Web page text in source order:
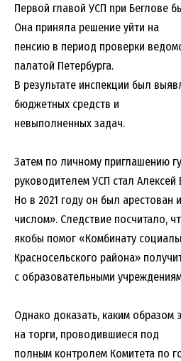
Первой главой УСП при Беглове
Она приняла решение уйти на
пенсию в период проверки
палатой Петербурга.
В результате инспекции был
бюджетных средств и
невыполненных задач.
Затем по личному приглашению
руководителем УСП стал
Но в 2021 году он был арестован
числом». Следствие посчитало,
якобы помог «Комбинату
Красносельского района»
с образовательными
Однако доказать, каким образом
на торги, проводившиеся под
полным контролем Комитета по